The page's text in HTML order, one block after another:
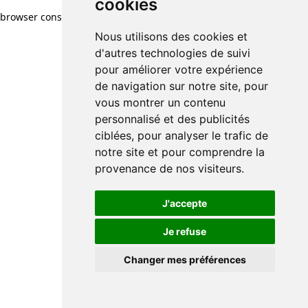
cookies
Nous utilisons des cookies et
d'autres technologies de suivi
pour améliorer votre expérience
de navigation sur notre site, pour
vous montrer un contenu
personnalisé et des publicités
ciblées, pour analyser le trafic de
notre site et pour comprendre la
provenance de nos visiteurs.
J'accepte
Je refuse
Changer mes préférences
browser console for more information)